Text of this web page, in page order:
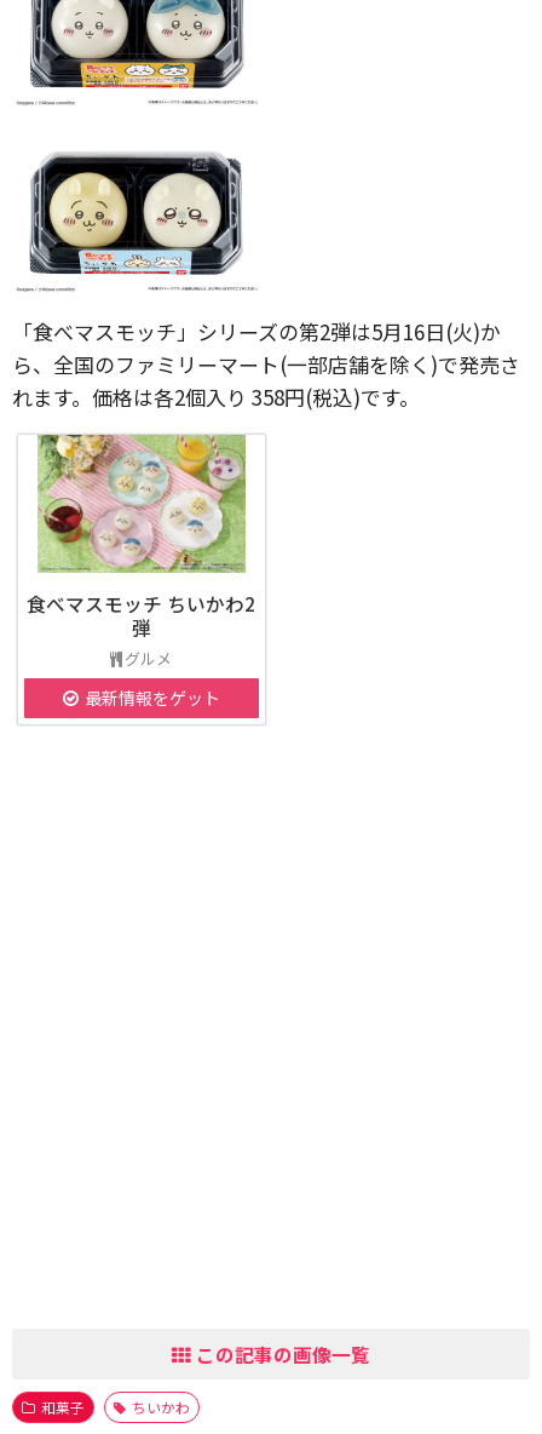
「食べマスモッチ」シリーズの第2弾は5月16日(火)か
ら、全国のファミリーマート(一部店舗を除く)で発売さ
れます。価格は各2個入り 358円(税込)です。
食べマスモッチ ちいかわ2
弾
グルメ
最新情報をゲット
この記事の画像一覧
和菓子 ちいかわ